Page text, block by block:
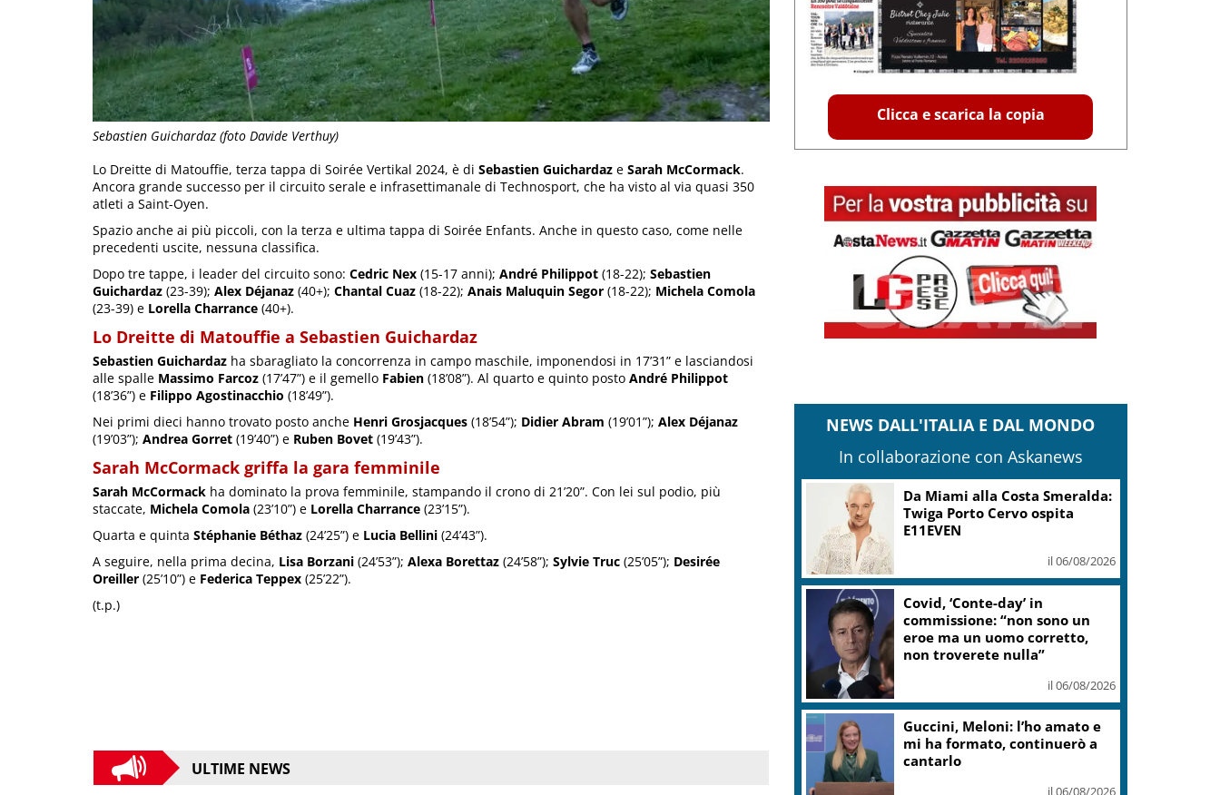
Sebastien Guichardaz (foto Davide Verthuy)
Lo Dreitte di Matouffie, terza tappa di Soirée Vertikal 2024, è di Sebastien Guichardaz e Sarah McCormack.
Ancora grande successo per il circuito serale e infrasettimanale di Technosport, che ha visto al via quasi 350
atleti a Saint-Oyen.
Spazio anche ai più piccoli, con la terza e ultima tappa di Soirée Enfants. Anche in questo caso, come nelle
precedenti uscite, nessuna classifica.
Dopo tre tappe, i leader del circuito sono: Cedric Nex (15-17 anni); André Philippot (18-22); Sebastien
Guichardaz (23-39); Alex Déjanaz (40+); Chantal Cuaz (18-22); Anais Maluquin Segor (18-22); Michela Comola
(23-39) e Lorella Charrance (40+).
Lo Dreitte di Matouffie a Sebastien Guichardaz
Sebastien Guichardaz ha sbaragliato la concorrenza in campo maschile, imponendosi in 17’31” e lasciandosi
alle spalle Massimo Farcoz (17’47”) e il gemello Fabien (18’08”). Al quarto e quinto posto André Philippot
(18’36”) e Filippo Agostinacchio (18’49”).
Nei primi dieci hanno trovato posto anche Henri Grosjacques (18’54”); Didier Abram (19’01”); Alex Déjanaz
(19’03”); Andrea Gorret (19’40”) e Ruben Bovet (19’43”).
Sarah McCormack griffa la gara femminile
Sarah McCormack ha dominato la prova femminile, stampando il crono di 21’20”. Con lei sul podio, più
staccate, Michela Comola (23’10”) e Lorella Charrance (23’15”).
Quarta e quinta Stéphanie Béthaz (24’25”) e Lucia Bellini (24’43”).
A seguire, nella prima decina, Lisa Borzani (24’53”); Alexa Borettaz (24’58”); Sylvie Truc (25’05”); Desirée
Oreiller (25’10”) e Federica Teppex (25’22”).
(t.p.)
ULTIME NEWS
Clicca e scarica la copia
NEWS DALL'ITALIA E DAL MONDO
In collaborazione con Askanews
Sogin: in 2025 utile balza oltre
2,5 mln, decommissioning al
47,7%
il 06/08/2026
“Una notte di Casanova” di
Migliorini chiude Festival
teatro Volterra
Valle d’Aosta, torna la festa
del lardo di Arnad: c’è anche il
gelato
il 06/08/2026